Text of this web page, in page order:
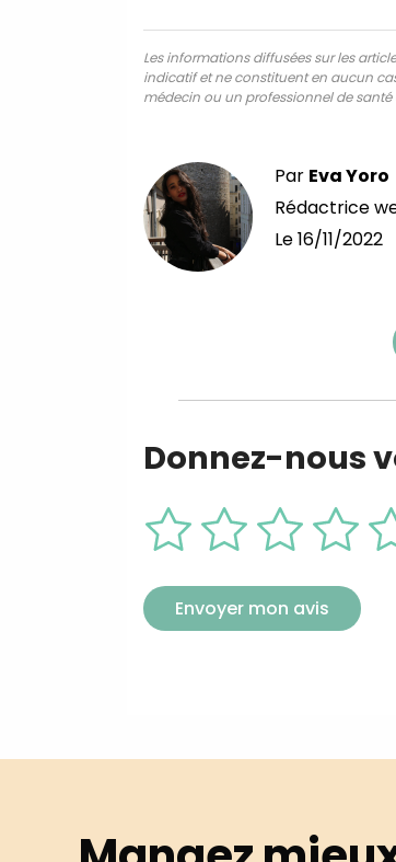
Les informations diffusées sur les
indicatif et ne constituent en aucun
médecin ou un professionnel de
Par Eva Yoro
Rédactrice
Le16/11/2022
Donnez-nous
Envoyer mon avis